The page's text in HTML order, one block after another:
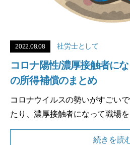
2022.08.08 社労士として
コロナ陽性/濃厚接触者に
の所得補償のまとめ
コロナウイルスの勢いがすごい
たり、濃厚接触者になって職場
続きを読